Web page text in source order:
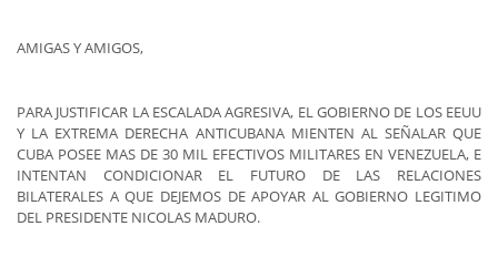
AMIGAS Y AMIGOS,
PARA JUSTIFICAR LA ESCALADA AGRESIVA, EL GOBIERNO DE LOS EEUU
Y LA EXTREMA DERECHA ANTICUBANA MIENTEN AL SEÑALAR QUE
CUBA POSEE MAS DE 30 MIL EFECTIVOS MILITARES EN VENEZUELA, E
INTENTAN CONDICIONAR EL FUTURO DE LAS RELACIONES
BILATERALES A QUE DEJEMOS DE APOYAR AL GOBIERNO LEGITIMO
DEL PRESIDENTE NICOLAS MADURO.